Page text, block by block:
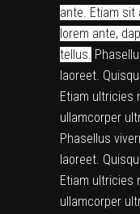
ante. Etiam sit
lorem ante,
tellus.
laoreet.
Etiam ultricies
ullamcorper
Phasellus
laoreet.
Etiam ultricies
ullamcorper